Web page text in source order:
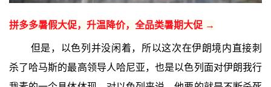
拼多多暑假大促，升温降价，全品类暑期大促 →
但是，以色列并没闲着，所以这次在伊朗境内直接刺
杀了哈马斯的最高领导人哈尼亚，也是以色列面对伊朗我行